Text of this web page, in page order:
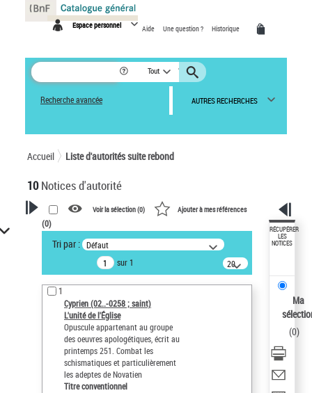
Espace personnel Aide Une question ? Historique
Tout
Recherche avancée AUTRES RECHERCHES
Accueil Liste d'autorités suite rebond
10Notices d'autorité
VOTRE RECHERCHE
Œuvres liées à l'auteur :
Cyprien (02..-0258 ; saint)
Sauvegarder votre recherche
AFFINER
Type de notice d'autorité
Œuvre(10)
Titre conventionnel(10)
Voir la sélection (0) Ajouter à mes références
(0)
Tri par : Défaut
sur 1
20
résultats/page
1
Cyprien (02..-0258 ; saint)
L'unité de l'Église
Opuscule appartenant au groupe
des oeuvres apologétiques, écrit au
printemps 251. Combat les
schismatiques et particulièrement
les adeptes de Novatien
Titre conventionnel
RÉCUPÉRER
LES
NOTICES
Ma
(0)
Panneau de gestion des cookies